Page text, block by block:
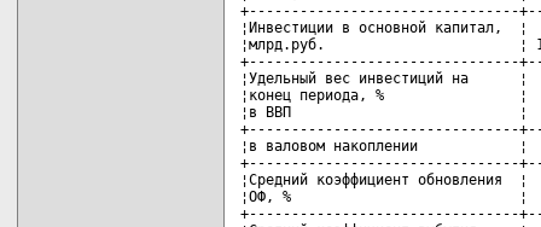
+--------------------------------
¦Инвестиции в основной
¦млрд.руб.                       ¦
+--------------------------------
¦Удельный вес инвестиций
¦конец периода, %
¦в ВВП                           ¦
+--------------------------------
¦в валовом накоплении
+--------------------------------
¦Средний коэффициент
¦ОФ, %                           ¦
+--------------------------------